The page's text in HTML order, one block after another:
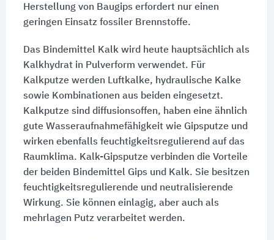
Herstellung von Baugips erfordert nur einen
geringen Einsatz fossiler Brennstoffe.
Das Bindemittel Kalk wird heute hauptsächlich als
Kalkhydrat in Pulverform verwendet. Für
Kalkputze werden Luftkalke, hydraulische Kalke
sowie Kombinationen aus beiden eingesetzt.
Kalkputze sind diffusionsoffen, haben eine ähnlich
gute Wasseraufnahmefähigkeit wie Gipsputze und
wirken ebenfalls feuchtigkeitsregulierend auf das
Raumklima. Kalk-Gipsputze verbinden die Vorteile
der beiden Bindemittel Gips und Kalk. Sie besitzen
feuchtigkeitsregulierende und neutralisierende
Wirkung. Sie können einlagig, aber auch als
mehrlagen Putz verarbeitet werden.